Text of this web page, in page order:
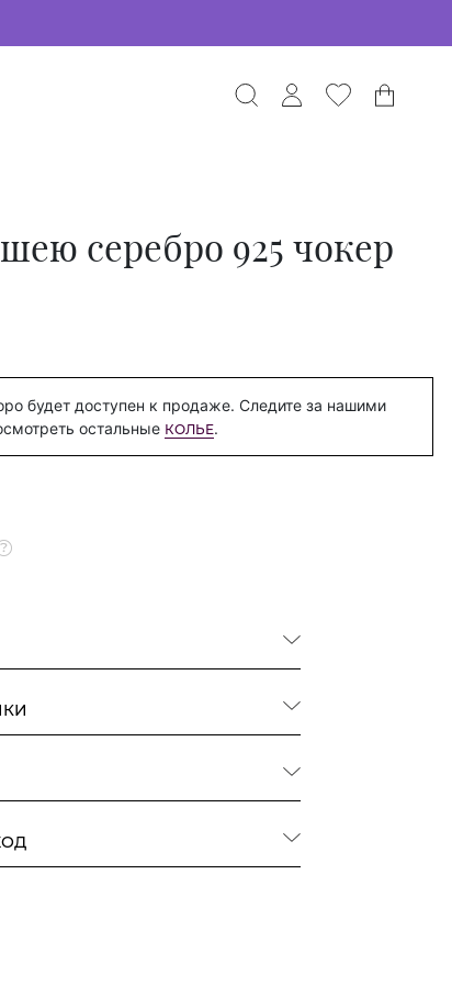
серебро 925 чокер
будет доступен к продаже. Следите за нашими
остальные КОЛЬЕ.